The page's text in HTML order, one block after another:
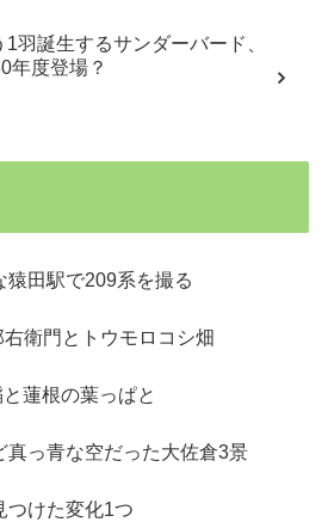
1羽誕生するサンダーバード、
年度登場？
田駅で209系を撮る
衛門とトウモロコシ畑
蓮根の葉っぱと
真っ青な空だった大佐倉3景
つけた変化1つ